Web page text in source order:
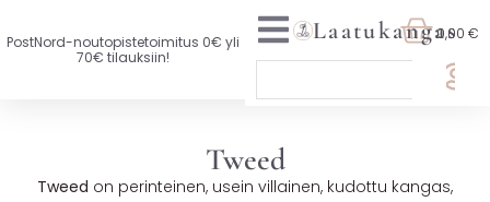
PostNord-noutopistetoimitus 0€ yli
70€ tilauksiin!
UUTTA VALIKOIMASSA
Laatukangas0,00 €
Tweed
Tweed on perinteinen, usein villainen, kudottu kangas,